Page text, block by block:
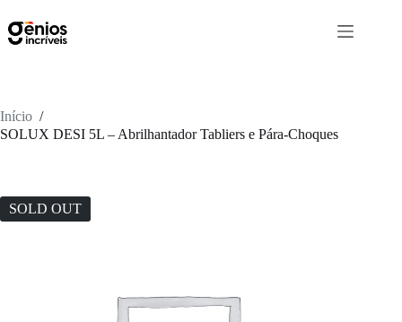
Início /
SOLUX DESI 5L – Abrilhantador Tabliers e Pára-Choques
SOLD OUT